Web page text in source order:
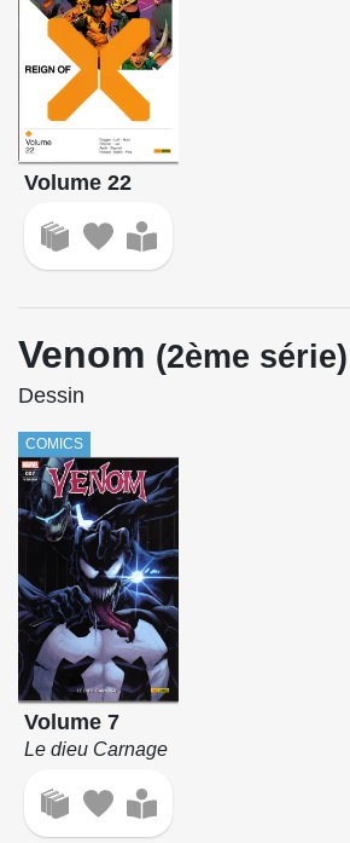
Volume 22
Venom (2ème série)
Dessin
COMICS
Volume 7
Le dieu Carnage